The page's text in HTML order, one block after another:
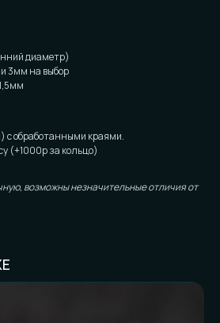
диаметр)
3мм на выбор
с обработанными краями.
(+1000р за кольцо)
возможны незначительные отличия от